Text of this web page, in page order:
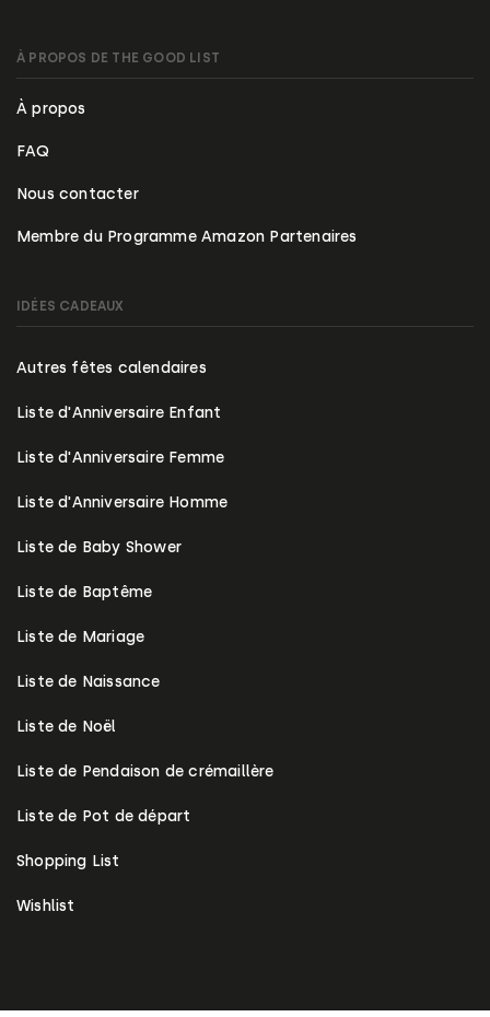
À PROPOS DE THE GOOD LIST
À propos
FAQ
Nous contacter
Membre du Programme Amazon Partenaires
IDÉES CADEAUX
Autres fêtes calendaires
Liste d'Anniversaire Enfant
Liste d'Anniversaire Femme
Liste d'Anniversaire Homme
Liste de Baby Shower
Liste de Baptême
Liste de Mariage
Liste de Naissance
Liste de Noël
Liste de Pendaison de crémaillère
Liste de Pot de départ
Shopping List
Wishlist